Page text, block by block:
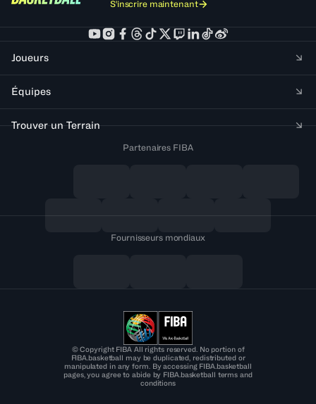
S'inscrire maintenant
Joueurs
Équipes
Trouver un Terrain
Partenaires FIBA
Fournisseurs mondiaux
© Copyright FIBA All rights reserved. No portion of
FIBA.basketball may be duplicated, redistributed or
manipulated in any form. By accessing FIBA.basketball
pages, you agree to abide by FIBA.basketball terms and
conditions